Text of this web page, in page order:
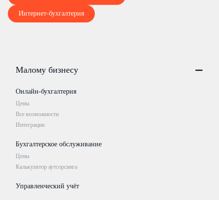
Интернет-бухгалтерия
Малому бизнесу
Онлайн-бухгалтерия
Цены
Все возможности
Интеграции
Бухгалтерское обслуживание
Цены
Калькулятор аутсорсинга
Управленческий учёт